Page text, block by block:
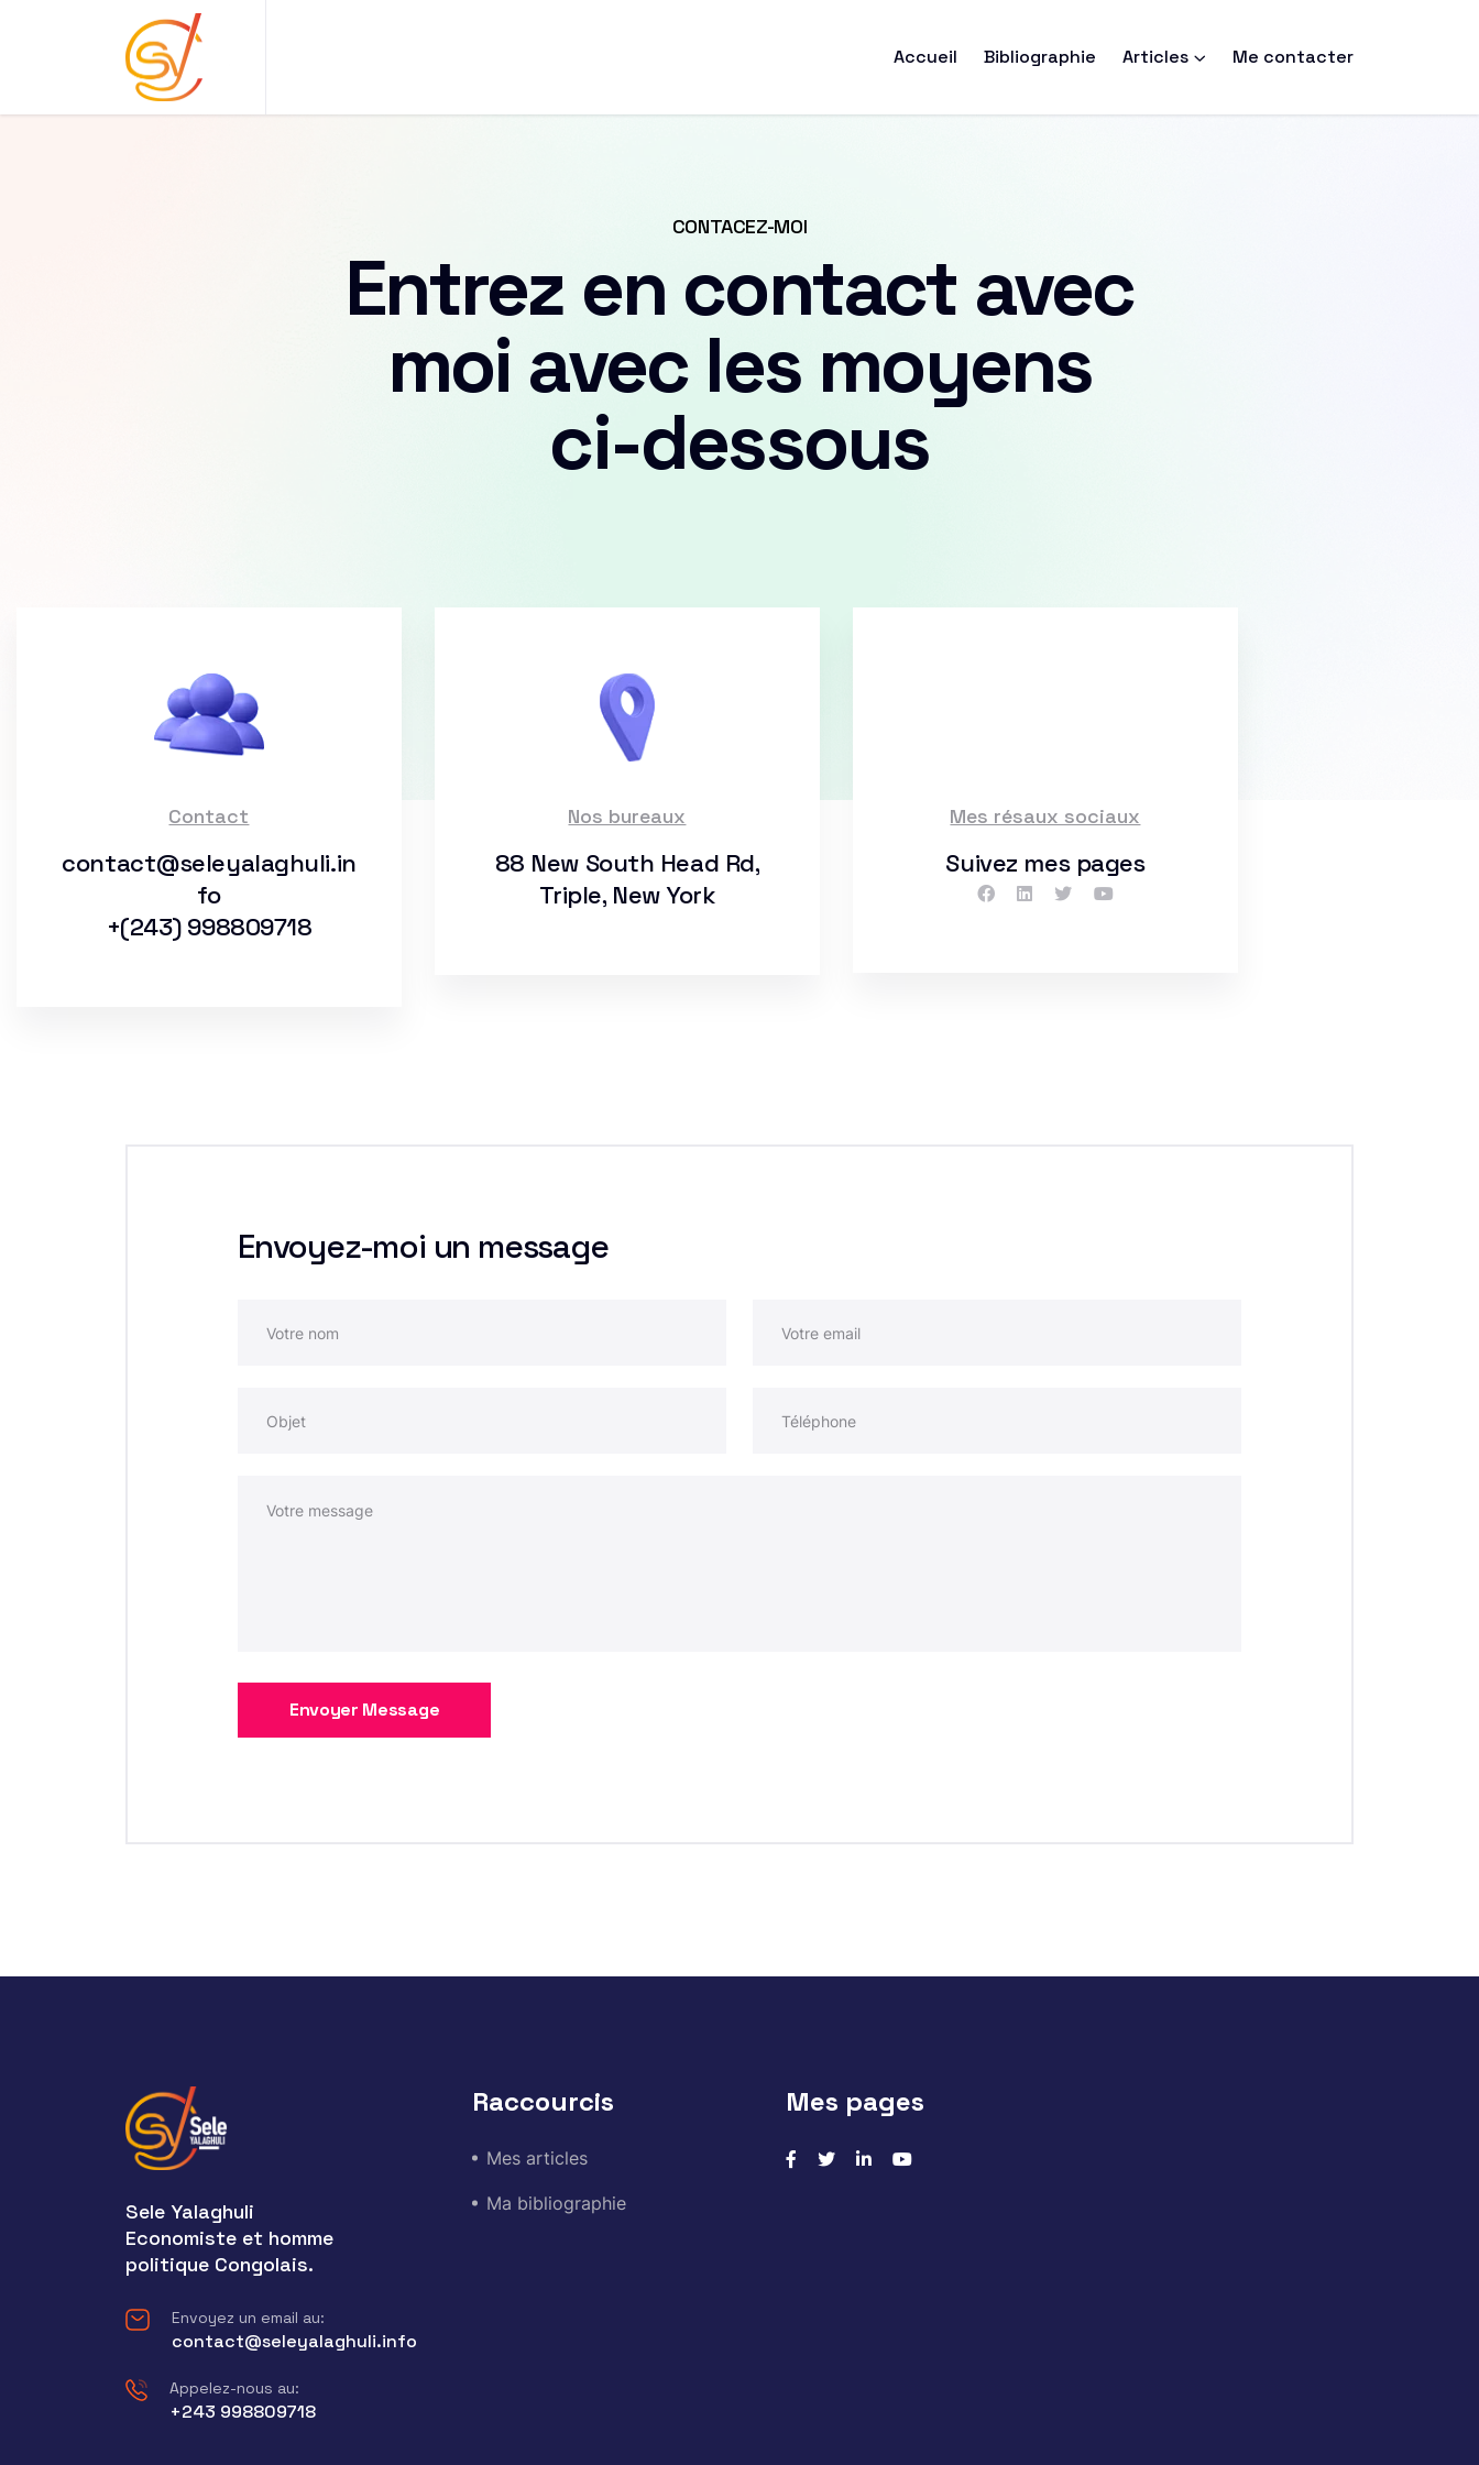
Accueil Bibliographie Articles Me contacter
CONTACEZ-MOI
Entrez en contact avec
moi avec les moyens
ci-dessous
Contact
contact@seleyalaghuli.in
fo
+(243) 998809718
Nos bureaux
88 New South Head Rd,
Triple, New York
Mes résaux sociaux
Suivez mes pages
Envoyez-moi un message
Envoyer Message
Sele Yalaghuli
Economiste et homme
politique Congolais.
Envoyez un email au:
contact@seleyalaghuli.info
Appelez-nous au:
+243 998809718
Raccourcis
Mes articles
Ma bibliographie
Mes pages